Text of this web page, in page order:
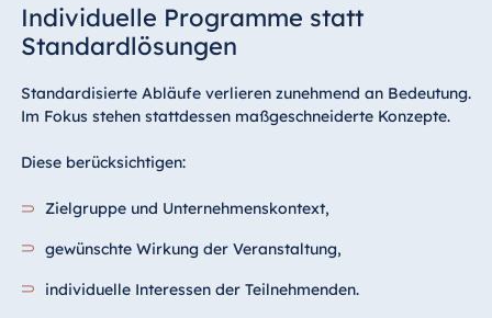
Individuelle Programme statt
Standardlösungen
Standardisierte Abläufe verlieren zunehmend an Bedeutung.
Im Fokus stehen stattdessen maßgeschneiderte Konzepte.
Diese berücksichtigen:
Zielgruppe und Unternehmenskontext,
gewünschte Wirkung der Veranstaltung,
individuelle Interessen der Teilnehmenden.